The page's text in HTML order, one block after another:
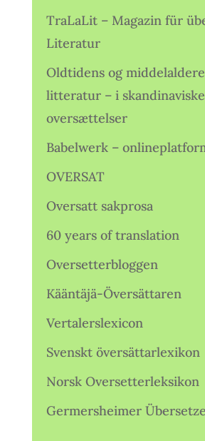
TraLaLit – Magazin für
Literatur
Oldtidens og
litteratur – i skandinaviske
oversættelser
Babelwerk –
OVERSAT
Oversatt sakprosa
60 years of translation
Oversetterbloggen
Kääntäjä-Översättaren
Vertalerslexicon
Svenskt översättarlexikon
Norsk Oversetterleksikon
Germersheimer